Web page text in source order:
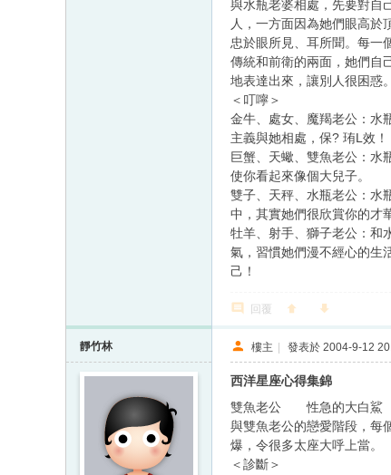
與水瓶老婆相處，先要對自
人，一方面因為她們眼高於
忠於眼所見、耳所聞。每一
傳統和前衛的兩面，她們自
地表達出來，讓別人很困惑。
＜叮嚀＞
金牛、處女、魔羯老公：水
主義與她相處，保? 珛L效！
巨蟹、天蠍、雙魚老公：水
使你看起來像個大兒子。
雙子、天秤、水瓶老公：水
中，其實她們很欣賞你的才
牡羊、射手、獅子老公：和
氣，習慣她們漫不經心的生
己！
回覆
靜竹林 樓主 | 發表於 2004-9-12
西洋星座心得集錦
雙魚老公 性急的大白鯊
與雙魚老公的戀愛階段，每
爆，令很多太座大呼上當。
＜診斷＞